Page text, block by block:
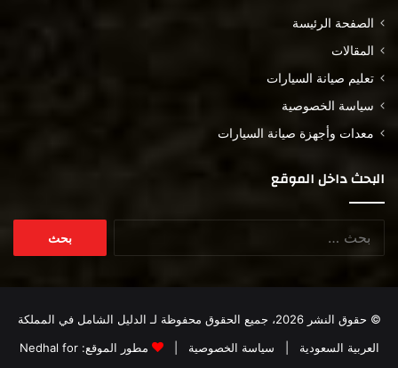
الصفحة الرئيسة
المقالات
تعليم صيانة السيارات
سياسة الخصوصية
معدات وأجهزة صيانة السيارات
البحث داخل الموقع
© حقوق النشر 2026، جميع الحقوق محفوظة لـ
الدليل الشامل في المملكة
العربية السعودية
سياسة الخصوصية | مطور الموقع:Nedhal for